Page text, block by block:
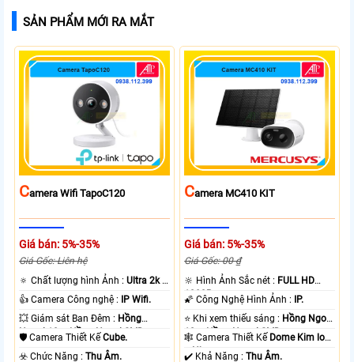
SẢN PHẨM MỚI RA MẮT
CAmera Wifi TapoC120
Giá bán: 5%-35%
Giá Gốc: Liên hệ
🔅 Chất lượng hình Ảnh :Ultra 2k +
.
👍 Camera Công nghệ :
IP Wifi.
💥 Giám sát Ban Đêm : Hồng
Ngoại 10m Hồng Ngoại SMD.
🛡 Camera Thiết KếCube.
️☣️ Chức Năng :Thu Âm.
CAmera MC410 KIT
Giá bán: 5%-35%
Giá Gốc: 00 ₫
🔆 Hình Ảnh Sắc nét : FULL HD
1080P .
🌠 Công Nghệ Hình Ảnh :
IP.
⭐ Khi xem thiếu sáng : Hồng Ngoại
10m Hồng Ngoại SMD.
🕸️ Camera Thiết Kế Dome Kim loại
+ Nhựa.
️✔️ Khả Năng :Thu Âm.